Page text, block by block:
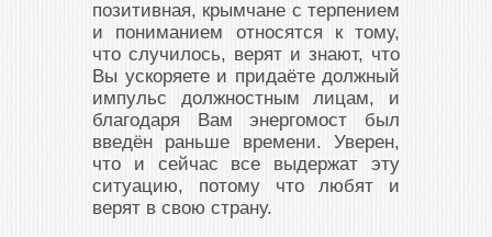
позитивная, крымчане с терпением
и пониманием относятся к тому,
что случилось, верят и знают, что
Вы ускоряете и придаёте должный
импульс должностным лицам, и
благодаря Вам энергомост был
введён раньше времени. Уверен,
что и сейчас все выдержат эту
ситуацию, потому что любят и
верят в свою страну.